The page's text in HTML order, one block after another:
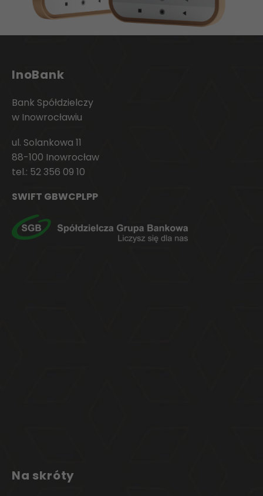
InoBank
Bank Spółdzielczy
w Inowrocławiu
ul. Solankowa 11
88-100 Inowrocław
tel.: 52 356 09 10
SWIFT GBWCPLPP
Na skróty